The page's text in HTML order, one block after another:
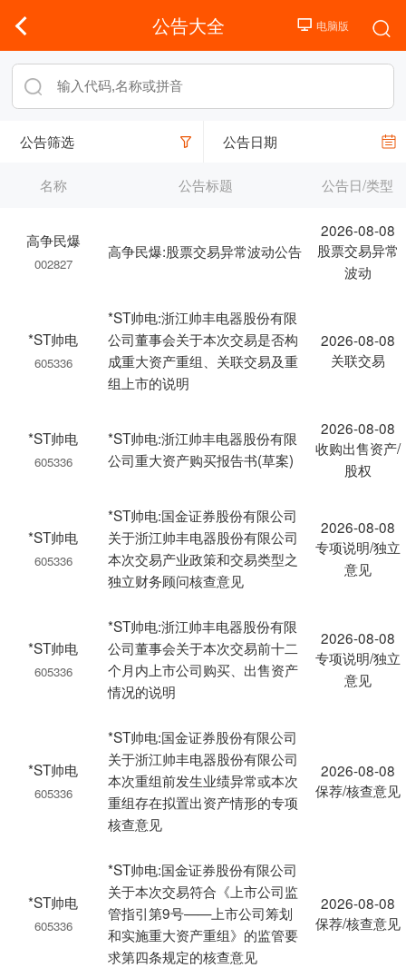
公告大全
公告筛选 公告日期
名称 公告标题 公告日/类型
高争民爆
002827
高争民爆:股票交易异常波动公告
2026-08-08
股票交易异常
波动
*ST帅电
605336
*ST帅电:浙江帅丰电器股份有限
公司董事会关于本次交易是否构
成重大资产重组、关联交易及重
组上市的说明
2026-08-08
关联交易
*ST帅电
605336
*ST帅电:浙江帅丰电器股份有限
公司重大资产购买报告书(草案)
2026-08-08
收购出售资产/
股权
*ST帅电
605336
*ST帅电:国金证券股份有限公司
关于浙江帅丰电器股份有限公司
本次交易产业政策和交易类型之
独立财务顾问核查意见
2026-08-08
专项说明/独立
意见
*ST帅电
605336
*ST帅电:浙江帅丰电器股份有限
公司董事会关于本次交易前十二
个月内上市公司购买、出售资产
情况的说明
2026-08-08
专项说明/独立
意见
*ST帅电
605336
*ST帅电:国金证券股份有限公司
关于浙江帅丰电器股份有限公司
本次重组前发生业绩异常或本次
重组存在拟置出资产情形的专项
核查意见
2026-08-08
保荐/核查意见
*ST帅电
605336
*ST帅电:国金证券股份有限公司
关于本次交易符合《上市公司监
管指引第9号——上市公司筹划
和实施重大资产重组》的监管要
求第四条规定的核查意见
2026-08-08
保荐/核查意见